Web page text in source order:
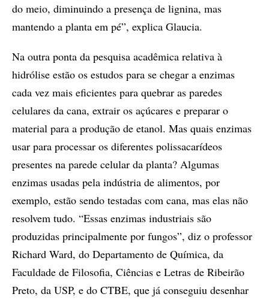
do meio, diminuindo a presença de lignina, mas
mantendo a planta em pé”, explica Glaucia.
Na outra ponta da pesquisa acadêmica relativa à
hidrólise estão os estudos para se chegar a enzimas
cada vez mais eficientes para quebrar as paredes
celulares da cana, extrair os açúcares e preparar o
material para a produção de etanol. Mas quais enzimas
usar para processar os diferentes polissacarídeos
presentes na parede celular da planta? Algumas
enzimas usadas pela indústria de alimentos, por
exemplo, estão sendo testadas com cana, mas elas não
resolvem tudo. “Essas enzimas industriais são
produzidas principalmente por fungos”, diz o professor
Richard Ward, do Departamento de Química, da
Faculdade de Filosofia, Ciências e Letras de Ribeirão
Preto, da USP, e do CTBE, que já conseguiu desenhar